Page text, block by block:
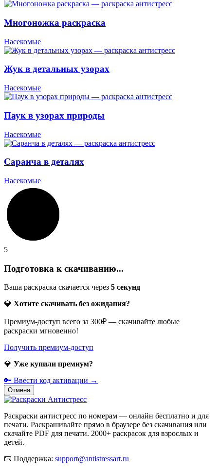
Многоножка раскраска
Насекомые
Жук в детальных узорах
Насекомые
Паук в узорах природы
Насекомые
Саранча в деталях
Насекомые
5
Подготовка к скачиванию...
Ваша раскраска скачается через 5 секунд
💎 Хотите скачивать без ожидания?
Премиум-доступ всего за 300₽ — скачивайте любые
раскраски мгновенно!
Получить премиум-доступ
💎 Уже купили премиум?
🔑 Ввести код активации →
Отмена
Раскраски антистресс по номерам — онлайн бесплатно и для
печати. Раскрашивайте прямо в браузере без скачивания или
скачайте PDF для печати. 2000+ раскрасок для взрослых и
детей.
📧 Поддержка: support@antistressart.ru